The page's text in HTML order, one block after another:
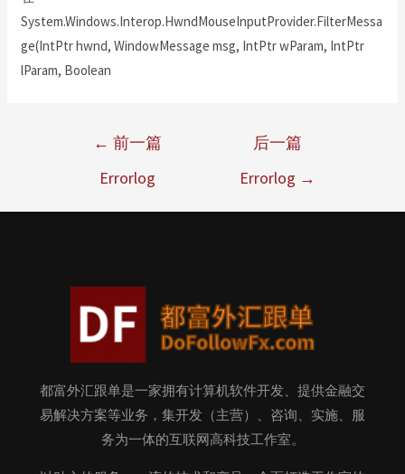
System.Windows.Interop.HwndMouseInputProvider.FilterMessa
ge(IntPtr hwnd, WindowMessage msg, IntPtr wParam, IntPtr
lParam, Boolean
← 前一篇
Errorlog
后一篇
Errorlog →
都富外汇跟单是一家拥有计算机软件开发、提供金融交
易解决方案等业务，集开发（主营）、咨询、实施、服
务为一体的互联网高科技工作室。